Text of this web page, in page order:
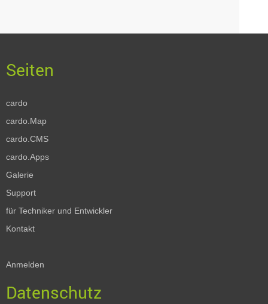
cardo
cardo.Map
cardo.CMS
cardo.Apps
Galerie
Support
für Techniker und Entwickler
Kontakt
Anmelden
Datenschutz